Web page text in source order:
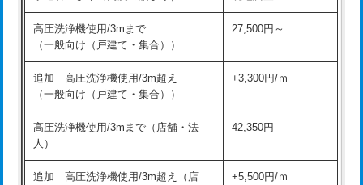
追加人工 16,500円
廃棄・処分 現場見積
※給水管工事は20mmまでの価格です。
持込商品取付（混合水栓）
持込商品取付（浄水器・分岐水栓） 16,500円
業）
高圧洗浄機使用/3mまで
（一般向け（戸建て・集合））
27,500円～
追加 高圧洗浄機使用/3m超え
（一般向け（戸建て・集合））
+3,300円/ｍ
高圧洗浄機使用/3mまで（店舗・法
人）
42,350円
追加 高圧洗浄機使用/3m超え（店
+5,500円/ｍ